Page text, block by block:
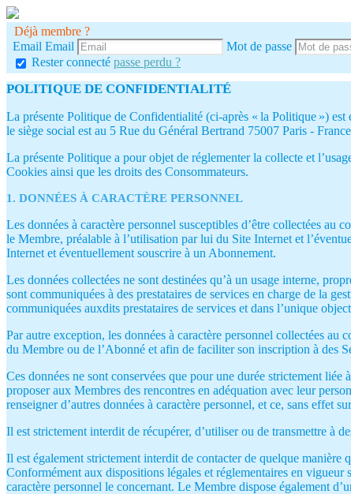
Déjà membre ?
Email Email Mot de passe
Rester connecté passe perdu ?
POLITIQUE DE CONFIDENTIALITÉ
La présente Politique de Confidentialité (ci-après « la Politique »)
le siège social est au 5 Rue du Général Bertrand 75007 Paris -
La présente Politique a pour objet de réglementer la collecte et
Cookies ainsi que les droits des Consommateurs.
1. DONNÉES À CARACTÈRE PERSONNEL
Les données à caractère personnel susceptibles d’être collectées
le Membre, préalable à l’utilisation par lui du Site Internet et
Internet et éventuellement souscrire à un Abonnement.
Les données collectées ne sont destinées qu’à un usage interne,
sont communiquées à des prestataires de services en charge de la
communiquées auxdits prestataires de services et dans l’unique
Par autre exception, les données à caractère personnel collectées
du Membre ou de l’Abonné et afin de faciliter son inscription à des
Ces données ne sont conservées que pour une durée strictement
proposer aux Membres des rencontres en adéquation avec leur
renseigner d’autres données à caractère personnel, et ce, sans effet
Il est strictement interdit de récupérer, d’utiliser ou de transmettre à
Il est également strictement interdit de contacter de quelque
Conformément aux dispositions légales et réglementaires en vigueur
caractère personnel le concernant. Le Membre dispose également